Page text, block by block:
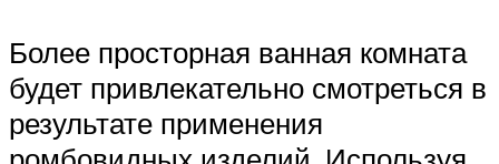
Более просторная ванная комната
будет привлекательно смотреться в
результате применения